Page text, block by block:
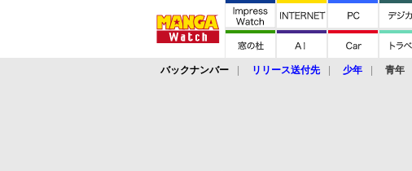
バックナンバー リリース送付先 少年 青年